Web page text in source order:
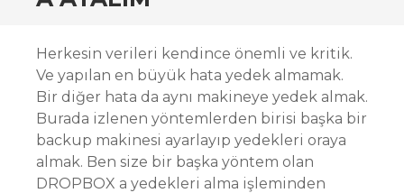
Herkesin verileri kendince önemli ve kritik.
Ve yapılan en büyük hata yedek almamak.
Bir diğer hata da aynı makineye yedek almak.
Burada izlenen yöntemlerden birisi başka bir
backup makinesi ayarlayıp yedekleri oraya
almak. Ben size bir başka yöntem olan
DROPBOX a yedekleri alma işleminden